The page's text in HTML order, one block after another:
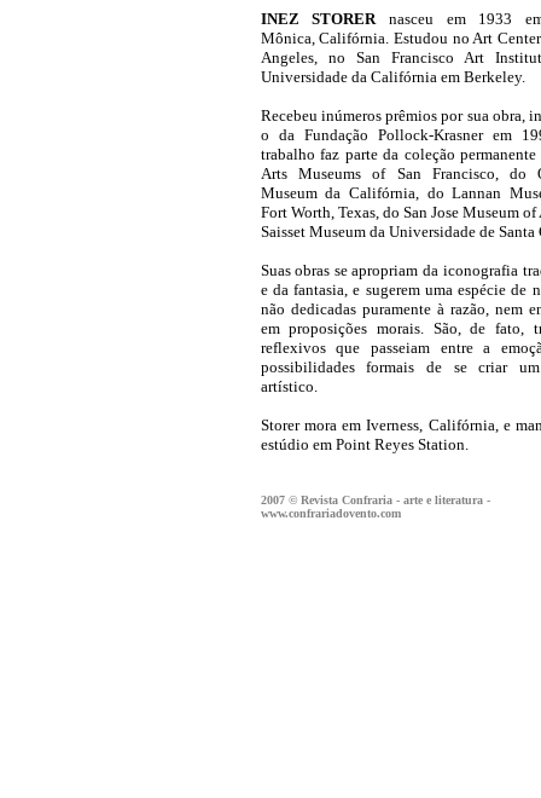
INEZ STORERnasceu em 1933
Mônica, Califórnia. Estudou no Art
Angeles, no San Francisco Art
Universidade da Califórnia em Berkeley.
Recebeu inúmeros prêmios por sua obra,
o da Fundação Pollock-Krasner em
trabalho faz parte da coleção
Arts Museums of San Francisco, do
Museum da Califórnia, do Lannan
Fort Worth, Texas, do San Jose Museum of
Saisset Museum da Universidade de Santa
Suas obras se apropriam da iconografia
e da fantasia, e sugerem uma espécie de
não dedicadas puramente à razão, nem
em proposições morais. São, de fato,
reflexivos que passeiam entre a
possibilidades formais de se criar
artístico.
Storer mora em Iverness, Califórnia, e
estúdio em Point Reyes Station.
2007 © Revista Confraria - arte e literatura -
www.confrariadovento.com